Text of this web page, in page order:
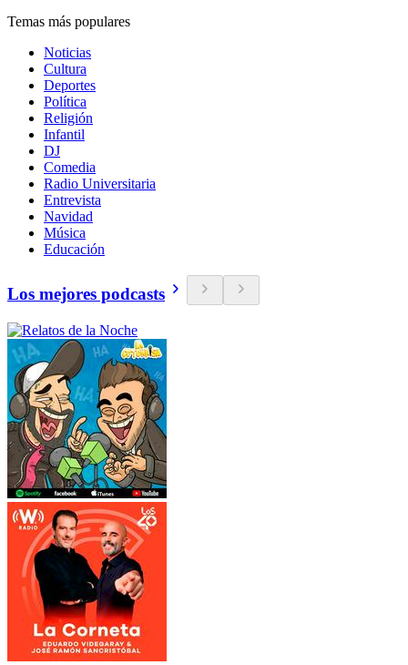
Temas más populares
Noticias
Cultura
Deportes
Política
Religión
Infantil
DJ
Comedia
Radio Universitaria
Entrevista
Navidad
Música
Educación
Los mejores podcasts